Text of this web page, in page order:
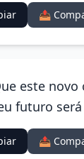
📤
este
futuro
📤